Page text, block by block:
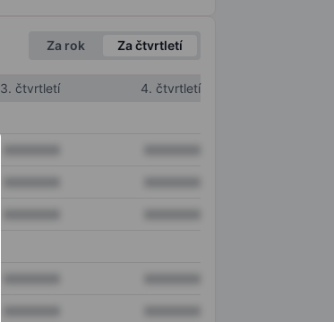
Za rok Za čtvrtletí
3. čtvrtletí
4. čtvrtletí